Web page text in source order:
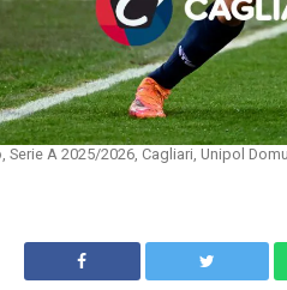
Serie A 2025/2026, Cagliari, Unipol